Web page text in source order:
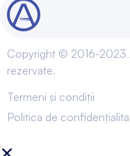
Copyright © 2016-2023
rezervate.
Termeni și condiții
Politica de